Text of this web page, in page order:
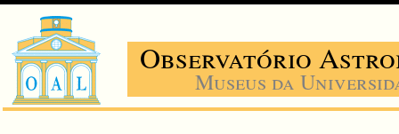
Observatório
Museus da